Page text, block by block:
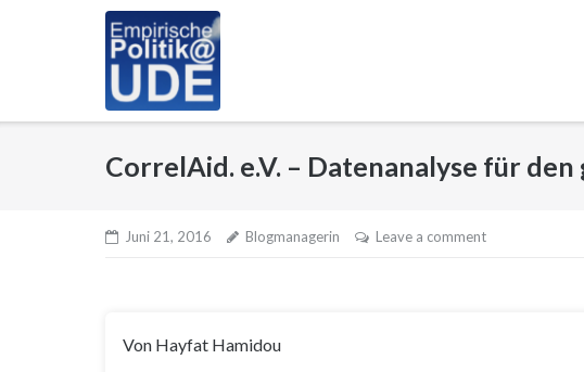
CorrelAid. e.V. – Datenanalyse für
Juni 21, 2016 Blogmanagerin Leave a comment
Von Hayfat Hamidou